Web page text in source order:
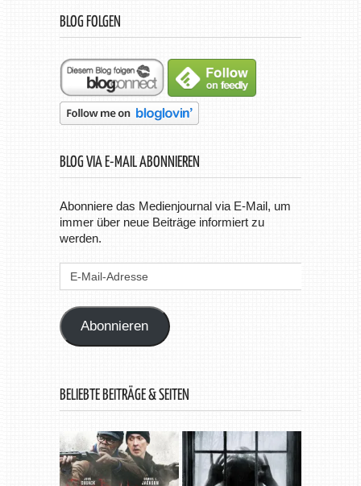
BLOG FOLGEN
BLOG VIA E-MAIL ABONNIEREN
Abonniere das Medienjournal via E-Mail, um
immer über neue Beiträge informiert zu
werden.
Abonnieren
BELIEBTE BEITRÄGE & SEITEN